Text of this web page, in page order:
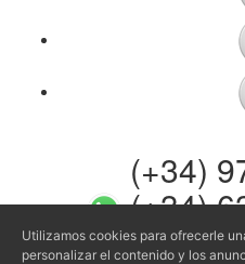
(+34)
(+34)
Utilizamos cookies para ofrecerle
personalizar el contenido y los